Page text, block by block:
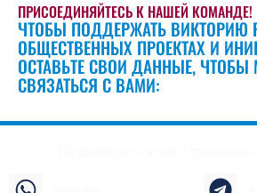
ПРИСОЕДИНЯЙТЕСЬ К НАШЕЙ КОМАНДЕ!
ЧТОБЫ ПОДДЕРЖАТЬ ВИКТОРИЮ
ОБЩЕСТВЕННЫХ ПРОЕКТАХ И
ОСТАВЬТЕ СВОИ ДАННЫЕ,
СВЯЗАТЬСЯ С ВАМИ: